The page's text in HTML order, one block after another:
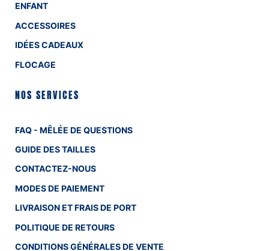
ENFANT
ACCESSOIRES
IDÉES CADEAUX
FLOCAGE
NOS SERVICES
FAQ - MÊLÉE DE QUESTIONS
GUIDE DES TAILLES
CONTACTEZ-NOUS
MODES DE PAIEMENT
LIVRAISON ET FRAIS DE PORT
POLITIQUE DE RETOURS
CONDITIONS GÉNÉRALES DE VENTE